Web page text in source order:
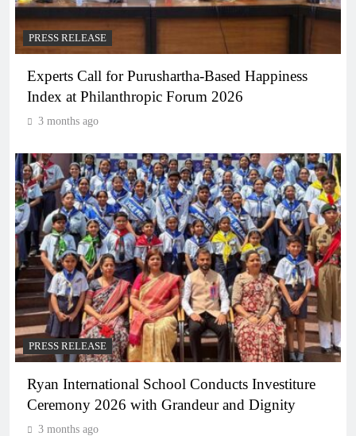
PRESS RELEASE
Experts Call for Purushartha-Based Happiness
Index at Philanthropic Forum 2026
3 months ago
PRESS RELEASE
Ryan International School Conducts Investiture
Ceremony 2026 with Grandeur and Dignity
3 months ago